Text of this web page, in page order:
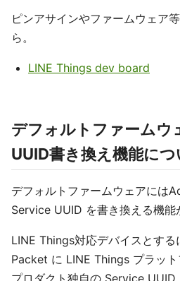
ピンアサインやファームウェア
ら。
LINE Things dev board
デフォルトファームウ
UUID書き換え機能につ
デフォルトファームウェアには
Service UUID を書き換える機能
LINE Things対応デバイスとす
Packet に LINE Things プラット
プロダクト独自の Service UUID